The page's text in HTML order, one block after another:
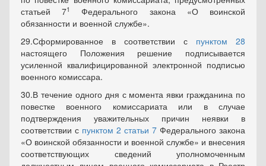
статьей 71
Федерального закона «О воинской
обязанности и военной службе».
29.Сформированное в соответствии с пунктом 28
настоящего Положения решение подписывается
усиленной квалифицированной электронной подписью
военного комиссара.
30.В течение одного дня с момента явки гражданина по
повестке военного комиссариата или в случае
подтверждения уважительных причин неявки в
соответствии с пунктом 2 статьи 7 Федерального закона
«О воинской обязанности и военной службе» и внесения
соответствующих сведений уполномоченным